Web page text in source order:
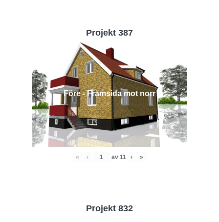
Projekt 387
Före - Framsida mot norr
« ‹ av 11 › »
Projekt 832